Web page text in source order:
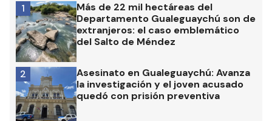
Más de 22 mil hectáreas del
Departamento Gualeguaychú son de
extranjeros: el caso emblemático
del Salto de Méndez
1
Asesinato en Gualeguaychú: Avanza
la investigación y el joven acusado
quedó con prisión preventiva
2